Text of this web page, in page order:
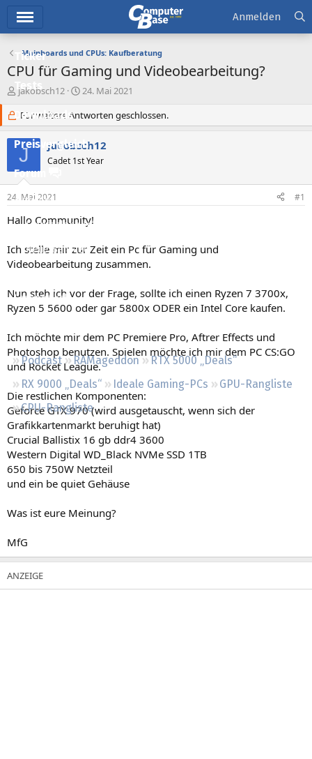
Ticker
Tests
Downloads
Preisvergleich
Forum
Aktuelles
Empfohlene Inhalte
Neue Beiträge
Neueste Aktivitäten
Leserartikel
Podcast RAMageddon
RTX 5000 „Deals“
RX 9000 „Deals“
Ideale Gaming-PCs
GPU-Rangliste
CPU-Rangliste
Anmelden
Mainboards und CPUs: Kaufberatung
CPU für Gaming und Videobearbeitung?
E
s
t
e
e
jakobsch12
E
s
t
l
l
m
24. Mai 2021
Für weitere Antworten geschlossen.
J jakobsch12
Cadet 1st Year
24. Mai 2021 #1
Hallo Community!
Ich stelle mir zur Zeit ein Pc für Gaming und
Videobearbeitung zusammen.
Nun steh ich vor der Frage, sollte ich einen Ryzen 7 3700x,
Ryzen 5 5600 oder gar 5800x ODER ein Intel Core kaufen.
Ich möchte mir dem PC Premiere Pro, Aftrer Effects und
Photoshop benutzen. Spielen möchte ich mir dem PC CS:GO
und Rocket League.
Die restlichen Komponenten:
Geforce GTX 970 (wird ausgetauscht, wenn sich der
Grafikkartenmarkt beruhigt hat)
Crucial Ballistix 16 gb ddr4 3600
Western Digital WD_Black NVMe SSD 1TB
650 bis 750W Netzteil
und ein be quiet Gehäuse
Was ist eure Meinung?
MfG